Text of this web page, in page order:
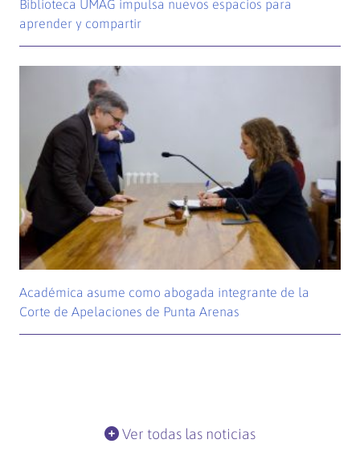
Biblioteca UMAG impulsa nuevos espacios para
aprender y compartir
Académica asume como abogada integrante de la
Corte de Apelaciones de Punta Arenas
Ver todas las noticias